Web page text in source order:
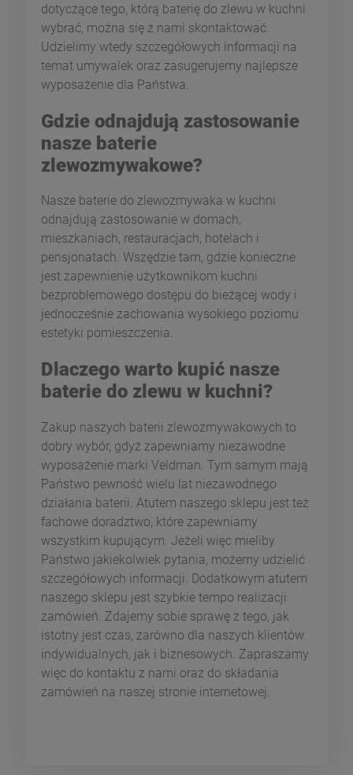
dotyczące tego, którą baterię do zlewu w kuchni
wybrać, można się z nami skontaktować.
Udzielimy wtedy szczegółowych informacji na
temat umywalek oraz zasugerujemy najlepsze
wyposażenie dla Państwa.
Gdzie odnajdują zastosowanie
nasze baterie
zlewozmywakowe?
Nasze baterie do zlewozmywaka w kuchni
odnajdują zastosowanie w domach,
mieszkaniach, restauracjach, hotelach i
pensjonatach. Wszędzie tam, gdzie konieczne
jest zapewnienie użytkownikom kuchni
bezproblemowego dostępu do bieżącej wody i
jednocześnie zachowania wysokiego poziomu
estetyki pomieszczenia.
Dlaczego warto kupić nasze
baterie do zlewu w kuchni?
Zakup naszych baterii zlewozmywakowych to
dobry wybór, gdyż zapewniamy niezawodne
wyposażenie marki Veldman. Tym samym mają
Państwo pewność wielu lat niezawodnego
działania baterii. Atutem naszego sklepu jest też
fachowe doradztwo, które zapewniamy
wszystkim kupującym. Jeżeli więc mieliby
Państwo jakiekolwiek pytania, możemy udzielić
szczegółowych informacji. Dodatkowym atutem
naszego sklepu jest szybkie tempo realizacji
zamówień. Zdajemy sobie sprawę z tego, jak
istotny jest czas, zarówno dla naszych klientów
indywidualnych, jak i biznesowych. Zapraszamy
więc do kontaktu z nami oraz do składania
zamówień na naszej stronie internetowej.